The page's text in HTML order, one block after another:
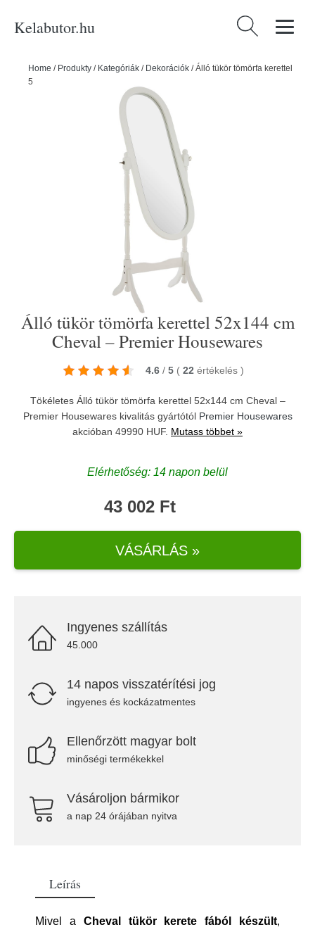
Kelabutor.hu Keresés:
Home / Produkty / Kategóriák / Dekorációk /Álló tükör tömörfa kerettel
52x144 cm Cheval – Premier Housewares
Álló tükör tömörfa kerettel 52x144 cm
Cheval – Premier Housewares
4.6 / 5 ( 22 értékelés )
Tökéletes Álló tükör tömörfa kerettel 52x144 cm Cheval –
Premier Housewares kivalitás gyártótól Premier Housewares
akcióban 49990 HUF. Mutass többet »
Elérhetőség: 14 napon belül
43 002 Ft
VÁSÁRLÁS »
Ingyenes szállítás
45.000
14 napos visszatérítési jog
ingyenes és kockázatmentes
Ellenőrzött magyar bolt
minőségi termékekkel
Vásároljon bármikor
a nap 24 órájában nyitva
Leírás
Mivel a Cheval tükör kerete fából készült,